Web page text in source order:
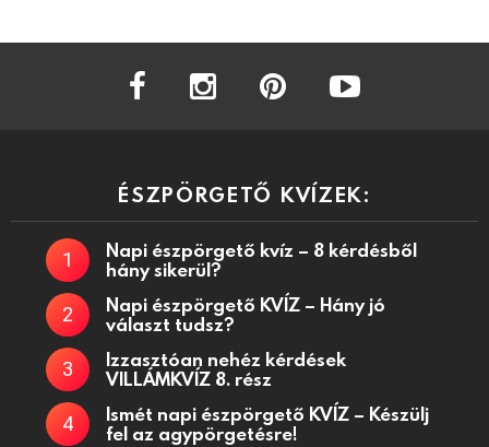
facebook instagram
ÉSZPÖRGETŐ KVÍZEK:
Napi észpörgető kvíz – 8 kérdésből
hány sikerül?
Napi észpörgető KVÍZ – Hány jó
választ tudsz?
Izzasztóan nehéz kérdések
VILLÁMKVÍZ 8. rész
Ismét napi észpörgető KVÍZ – Készülj
fel az agypörgetésre!